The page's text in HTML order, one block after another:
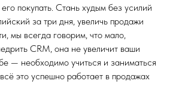
покупать. Стань худым без усилий
за три дня, увеличь продажи
мы всегда говорим, что мало,
CRM, она не увеличит ваши
— необходимо учиться и заниматься
это успешно работает в продажах